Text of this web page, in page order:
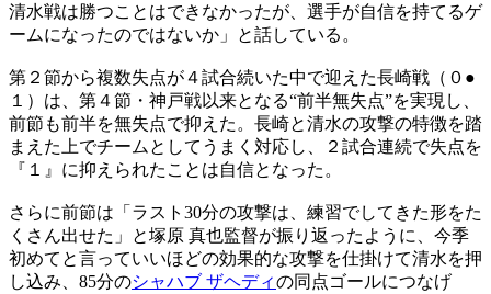
清水戦は勝つことはできなかったが、選手が自信を持てるゲ
ームになったのではないか」と話している。
第２節から複数失点が４試合続いた中で迎えた長崎戦（０●
１）は、第４節・神戸戦以来となる“前半無失点”を実現し、
前節も前半を無失点で抑えた。長崎と清水の攻撃の特徴を踏
まえた上でチームとしてうまく対応し、２試合連続で失点を
『１』に抑えられたことは自信となった。
さらに前節は「ラスト30分の攻撃は、練習でしてきた形をた
くさん出せた」と塚原 真也監督が振り返ったように、今季
初めてと言っていいほどの効果的な攻撃を仕掛けて清水を押
し込み、85分のシャハブ ザヘディの同点ゴールにつなげ